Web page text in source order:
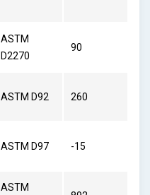
ASTM
D2270
90
ASTM D92 260
ASTM D97 -15
ASTM